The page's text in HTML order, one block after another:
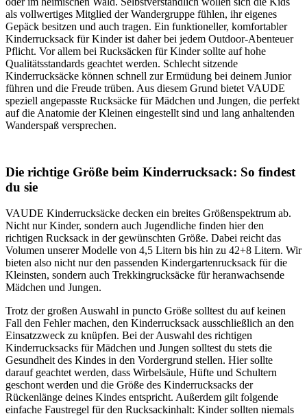
als vollwertiges Mitglied der Wandergruppe fühlen, ihr eigenes
Gepäck besitzen und auch tragen. Ein funktioneller, komfortabler
Kinderrucksack für Kinder ist daher bei jedem Outdoor-Abenteuer
Pflicht. Vor allem bei Rucksäcken für Kinder sollte auf hohe
Qualitätsstandards geachtet werden. Schlecht sitzende
Kinderrucksäcke können schnell zur Ermüdung bei deinem Junior
führen und die Freude trüben. Aus diesem Grund bietet VAUDE
speziell angepasste Rucksäcke für Mädchen und Jungen, die perfekt
auf die Anatomie der Kleinen eingestellt sind und lang anhaltenden
Wanderspaß versprechen.
Die richtige Größe beim Kinderrucksack: So findest
du sie
VAUDE Kinderrucksäcke decken ein breites Größenspektrum ab.
Nicht nur Kinder, sondern auch Jugendliche finden hier den
richtigen Rucksack in der gewünschten Größe. Dabei reicht das
Volumen unserer Modelle von 4,5 Litern bis hin zu 42+8 Litern. Wir
bieten also nicht nur den passenden Kindergartenrucksack für die
Kleinsten, sondern auch Trekkingrucksäcke für heranwachsende
Mädchen und Jungen.
Trotz der großen Auswahl in puncto Größe solltest du auf keinen
Fall den Fehler machen, den Kinderrucksack ausschließlich an den
Einsatzzweck zu knüpfen. Bei der Auswahl des richtigen
Kinderrucksacks für Mädchen und Jungen solltest du stets die
Gesundheit des Kindes in den Vordergrund stellen. Hier sollte
darauf geachtet werden, dass Wirbelsäule, Hüfte und Schultern
geschont werden und die Größe des Kinderrucksacks der
Rückenlänge deines Kindes entspricht. Außerdem gilt folgende
einfache Faustregel für den Rucksackinhalt: Kinder sollten niemals